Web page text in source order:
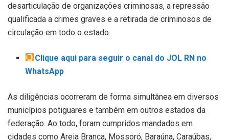
desarticulação de organizações criminosas, a repressão
qualificada a crimes graves e a retirada de criminosos de
circulação em todo o estado.
Clique aqui para seguir o canal do JOL RN no
WhatsApp
As diligências ocorreram de forma simultânea em diversos
municípios potiguares e também em outros estados da
federação. Ao todo, foram cumpridos mandados em
cidades como Areia Branca, Mossoró, Baraúna, Caraúbas,